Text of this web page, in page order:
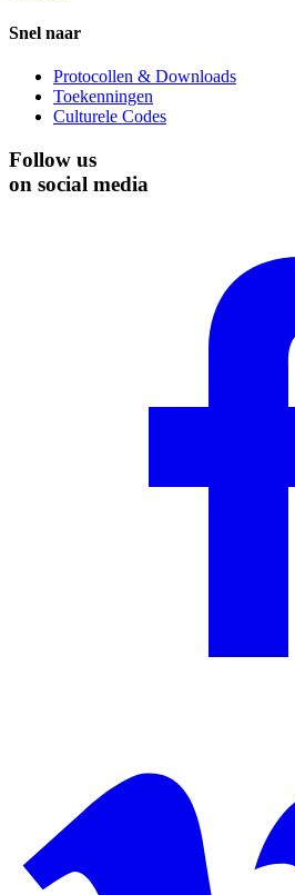
Snel naar
Protocollen & Downloads
Toekenningen
Culturele Codes
Follow us
on social media